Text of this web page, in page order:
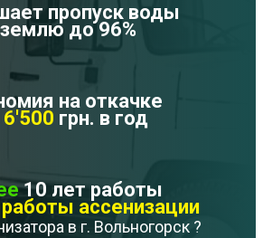
пропуск воды
до 96%
на откачке
6'500 грн. в год
10 лет работы
работы ассенизации
в г. Вольногорск ?